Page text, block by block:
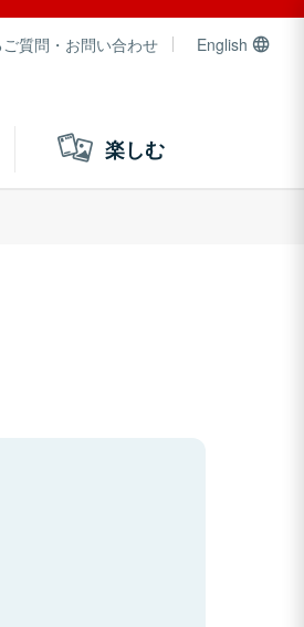
ご質問・お問い合わせ English
楽しむ